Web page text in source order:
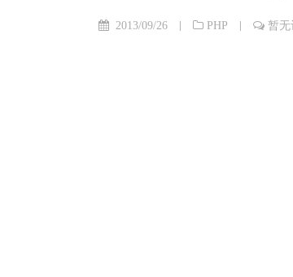
2013/09/26 | PHP | 暂无